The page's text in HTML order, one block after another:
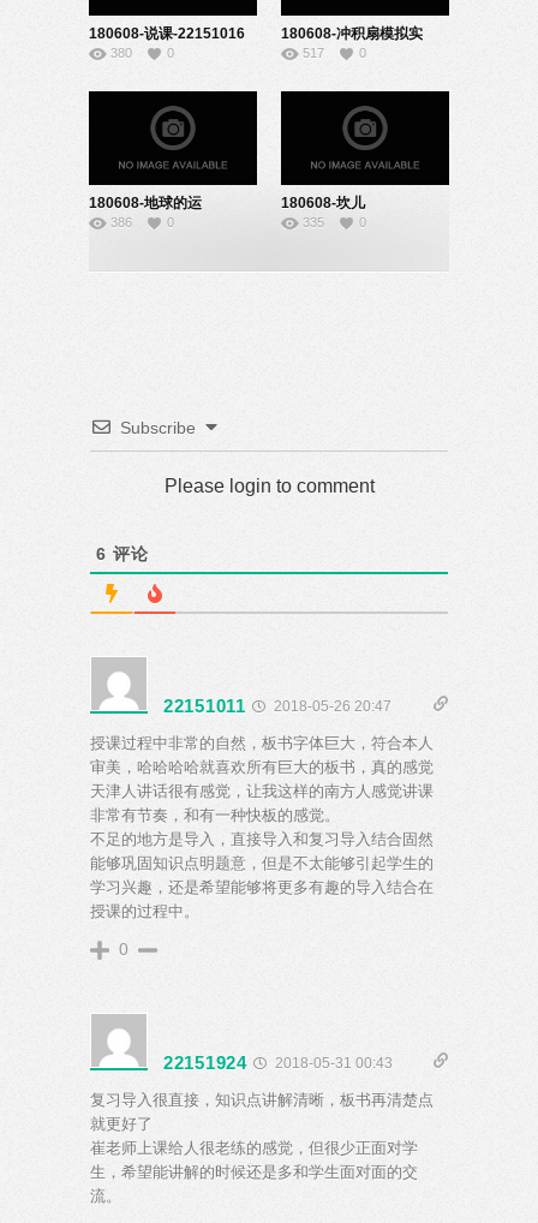
180608-说课-22151016
380 0
180608-冲积扇模拟实
验-22151026
517 0
180608-地球的运
动-22151026
386 0
180608-坎儿
井-91171566
335 0
Subscribe
Please login to comment
6 评论
22151011 2018-05-26 20:47
授课过程中非常的自然，板书字体巨大，符合本人
审美，哈哈哈哈就喜欢所有巨大的板书，真的感觉
天津人讲话很有感觉，让我这样的南方人感觉讲课
非常有节奏，和有一种快板的感觉。
不足的地方是导入，直接导入和复习导入结合固然
能够巩固知识点明题意，但是不太能够引起学生的
学习兴趣，还是希望能够将更多有趣的导入结合在
授课的过程中。
0
22151924 2018-05-31 00:43
复习导入很直接，知识点讲解清晰，板书再清楚点
就更好了
崔老师上课给人很老练的感觉，但很少正面对学
生，希望能讲解的时候还是多和学生面对面的交
流。